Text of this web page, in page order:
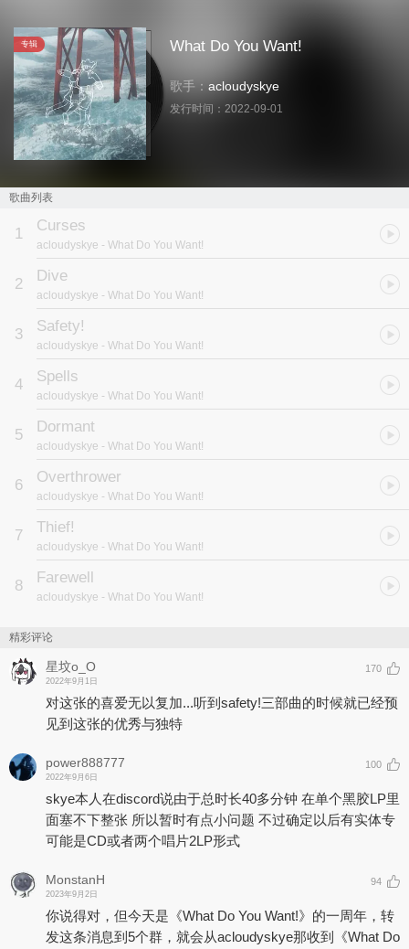
专辑 What Do You Want!
歌手： acloudyskye
发行时间： 2022-09-01
歌曲列表
1 Curses
acloudyskye - What Do You Want!
2 Dive
acloudyskye - What Do You Want!
3 Safety!
acloudyskye - What Do You Want!
4 Spells
acloudyskye - What Do You Want!
5 Dormant
acloudyskye - What Do You Want!
6 Overthrower
acloudyskye - What Do You Want!
7 Thief!
acloudyskye - What Do You Want!
8 Farewell
acloudyskye - What Do You Want!
精彩评论
星坟o_O
2022年9月1日
170
对这张的喜爱无以复加...听到safety!三部曲的时候就已经预
见到这张的优秀与独特
power888777
2022年9月6日
100
skye本人在discord说由于总时长40多分钟 在单个黑胶LP里
面塞不下整张 所以暂时有点小问题 不过确定以后有实体专
可能是CD或者两个唱片2LP形式
MonstanH
2023年9月2日
94
你说得对，但今天是《What Do You Want!》的一周年，转
发这条消息到5个群，就会从acloudyskye那收到《What Do